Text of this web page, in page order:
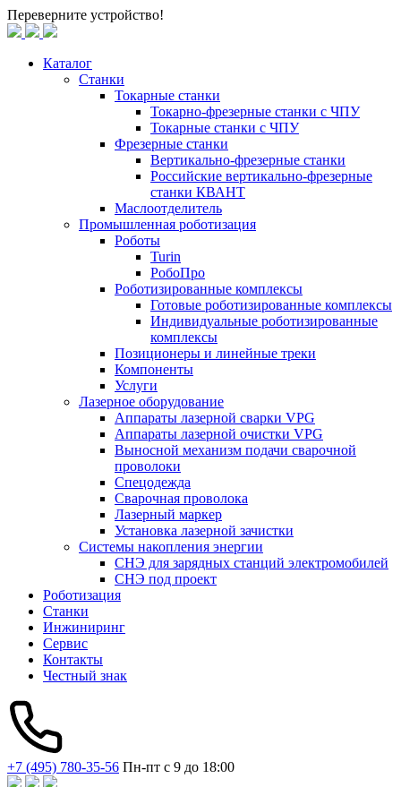
Переверните устройство!
Каталог
Станки
Токарные станки
Токарно-фрезерные станки c ЧПУ
Токарные станки с ЧПУ
Фрезерные станки
Вертикально-фрезерные станки
Российские вертикально-фрезерные
станки КВАНТ
Маслоотделитель
Промышленная роботизация
Роботы
Turin
РобоПро
Роботизированные комплексы
Готовые роботизированные комплексы
Индивидуальные роботизированные
комплексы
Позиционеры и линейные треки
Компоненты
Услуги
Лазерное оборудование
Аппараты лазерной сварки VPG
Аппараты лазерной очистки VPG
Выносной механизм подачи сварочной
проволоки
Спецодежда
Сварочная проволока
Лазерный маркер
Установка лазерной зачистки
Системы накопления энергии
СНЭ для зарядных станций электромобилей
СНЭ под проект
Роботизация
Станки
Инжиниринг
Сервис
Контакты
Честный знак
+7 (495) 780-35-56 Пн-пт с 9 до 18:00